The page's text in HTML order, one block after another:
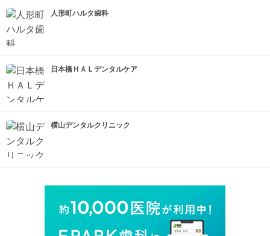
人形町ハルタ歯科
日本橋ＨＡＬデンタルケア
横山デンタルクリニック